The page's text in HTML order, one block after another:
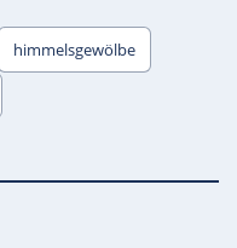
himmelsgewölbe